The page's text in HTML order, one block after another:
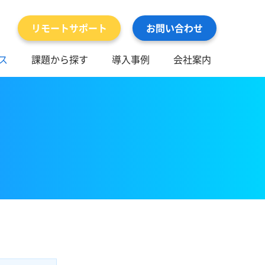
リモートサポート お問い合わせ
課題から探す 導入事例 会社案内